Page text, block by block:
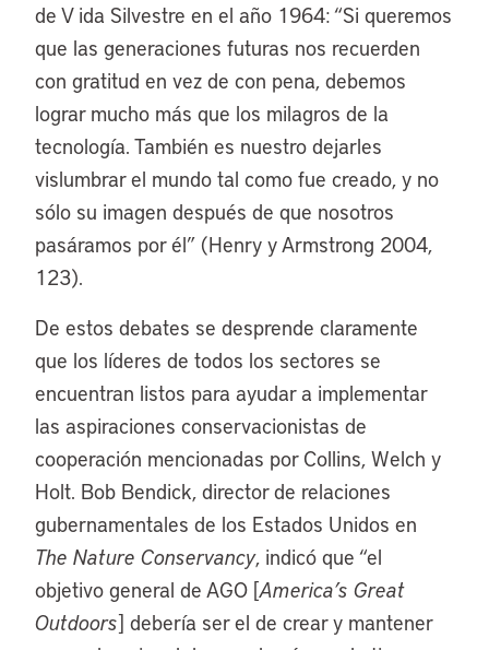
de V ida Silvestre en el año 1964: “Si queremos
que las generaciones futuras nos recuerden
con gratitud en vez de con pena, debemos
lograr mucho más que los milagros de la
tecnología. También es nuestro dejarles
vislumbrar el mundo tal como fue creado, y no
sólo su imagen después de que nosotros
pasáramos por él” (Henry y Armstrong 2004,
123).
De estos debates se desprende claramente
que los líderes de todos los sectores se
encuentran listos para ayudar a implementar
las aspiraciones conservacionistas de
cooperación mencionadas por Collins, Welch y
Holt. Bob Bendick, director de relaciones
gubernamentales de los Estados Unidos en
The Nature Conservancy, indicó que “el
objetivo general de AGO [America’s Great
Outdoors] debería ser el de crear y mantener